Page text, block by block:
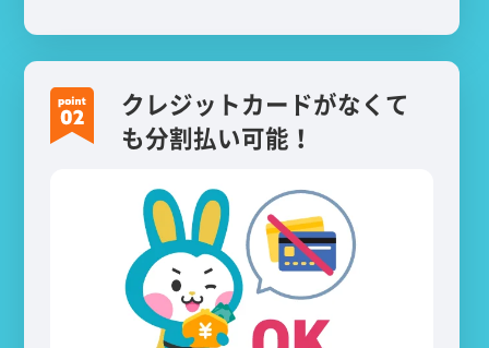
クレジットカードがなくて
も分割払い可能！